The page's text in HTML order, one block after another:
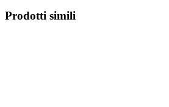
Prodotti simili